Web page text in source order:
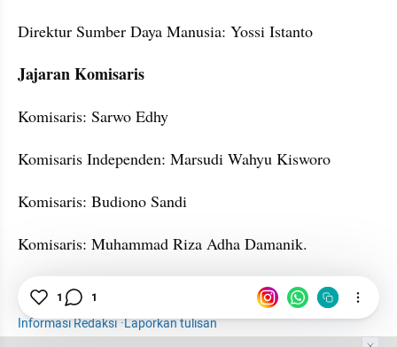
Direktur Sumber Daya Manusia: Yossi Istanto
Jajaran Komisaris
Komisaris: Sarwo Edhy
Komisaris Independen: Marsudi Wahyu Kisworo
Komisaris: Budiono Sandi
Komisaris: Muhammad Riza Adha Damanik.
ID FOOD
Holding BUMN
Informasi Redaksi·Laporkan tulisan
1 1